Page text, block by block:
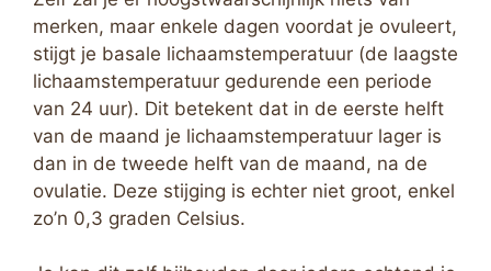
merken, maar enkele dagen voordat je ovuleert,
stijgt je basale lichaamstemperatuur (de laagste
lichaamstemperatuur gedurende een periode
van 24 uur). Dit betekent dat in de eerste helft
van de maand je lichaamstemperatuur lager is
dan in de tweede helft van de maand, na de
ovulatie. Deze stijging is echter niet groot, enkel
zo’n 0,3 graden Celsius.